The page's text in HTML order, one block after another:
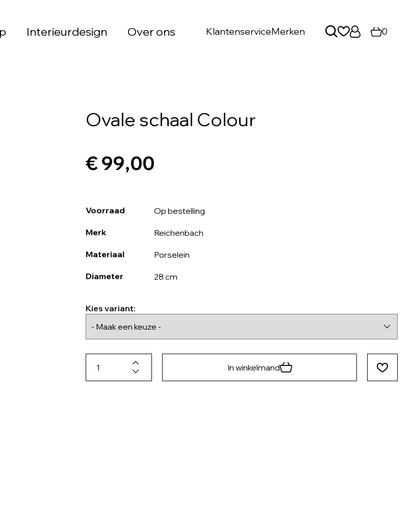
Interieurdesign Over ons KlantenserviceMerken 0
Ovale schaal Colour
€ 99,00
Voorraad Op bestelling
Merk Reichenbach
Materiaal Porselein
Diameter 28 cm
Kies variant:
In winkelmand